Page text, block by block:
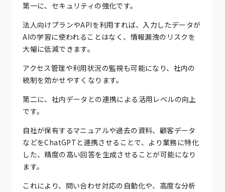
第一に、セキュリティの強化です。
法人向けプランやAPIを利用すれば、入力したデータが
AIの学習に使われることはなく、情報漏洩のリスクを
大幅に低減できます。
アクセス管理や利用状況の監視も可能になり、社内の
統制を効かせやすくなります。
第二に、社内データとの連携による活用レベルの向上
です。
自社が保有するマニュアルや過去の資料、顧客データ
などをChatGPTと連携させることで、より業務に特化
した、精度の高い回答を生成させることが可能になり
ます。
これにより、問い合わせ対応の自動化や、高度な分析